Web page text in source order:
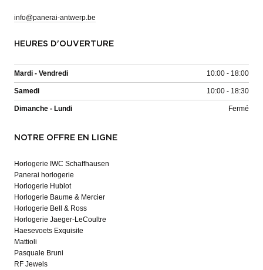
info@panerai-antwerp.be
HEURES D'OUVERTURE
Mardi - Vendredi 10:00 - 18:00
Samedi 10:00 - 18:30
Dimanche - Lundi Fermé
NOTRE OFFRE EN LIGNE
Horlogerie IWC Schaffhausen
Panerai horlogerie
Horlogerie Hublot
Horlogerie Baume & Mercier
Horlogerie Bell & Ross
Horlogerie Jaeger-LeCoultre
Haesevoets Exquisite
Mattioli
Pasquale Bruni
RF Jewels